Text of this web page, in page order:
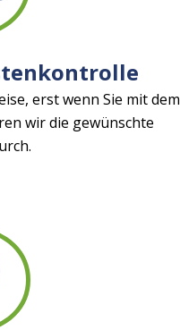
erst wenn Sie mit dem
wir die gewünschte